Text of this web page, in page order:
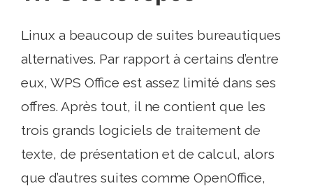
Linux a beaucoup de suites bureautiques
alternatives. Par rapport à certains d’entre
eux, WPS Office est assez limité dans ses
offres. Après tout, il ne contient que les
trois grands logiciels de traitement de
texte, de présentation et de calcul, alors
que d’autres suites comme OpenOffice,